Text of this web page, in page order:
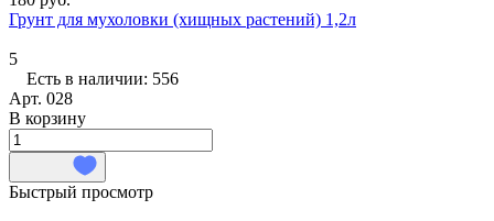
Грунт для мухоловки (хищных растений) 1,2л
5
Есть в наличии: 556
Арт. 028
В корзину
Быстрый просмотр